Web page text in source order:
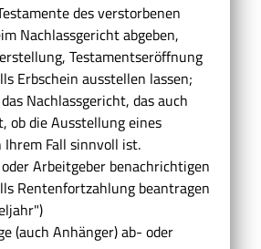
des verstorbenen
Nachlassgericht abgeben,
Testamentseröffnung
Erbschein ausstellen lassen;
Nachlassgericht, das auch
ob die Ausstellung eines
Ihrem Fall sinnvoll ist.
Arbeitgeber benachrichtigen
Rentenfortzahlung beantragen
(auch Anhänger) ab- oder